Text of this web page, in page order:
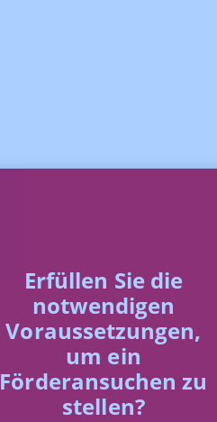
Erfüllen Sie die
notwendigen
Voraussetzungen,
um ein
Förderansuchen zu
stellen?